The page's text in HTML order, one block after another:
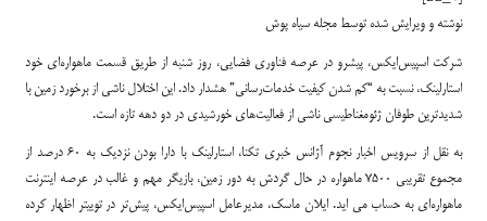
نوشته و ویرایش شده توسط مجله سیاه پوش
شرکت اسپیس‌ایکس، پیشرو در عرصه فناوری فضایی، روز شنبه از طریق قسمت ماهواره‌ای خود
استارلینک، نسبت به “کم شدن کیفیت خدمات‌رسانی” هشدار داد. این اختلال ناشی از برخورد زمین با
شدیدترین طوفان ژئومغناطیسی ناشی از فعالیت‌های خورشیدی در دو دهه تازه است.
به نقل از سرویس اخبار نجوم آژانس خبری تکنا، استارلینک با دارا بودن نزدیک به ۶۰ درصد از
مجموع تقریبی ۷۵۰۰ ماهواره در حال گردش به دور زمین، بازیگر مهم و غالب در عرصه اینترنت
ماهواره‌ای به حساب می اید. ایلان ماسک، مدیرعامل اسپیس‌ایکس، پیش‌تر در توییتر اظهار کرده